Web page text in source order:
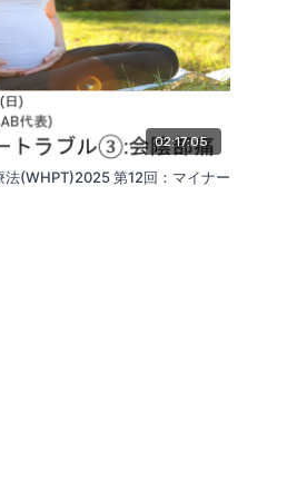
02:17:05
法(WHPT)2025 第12回：マイナー